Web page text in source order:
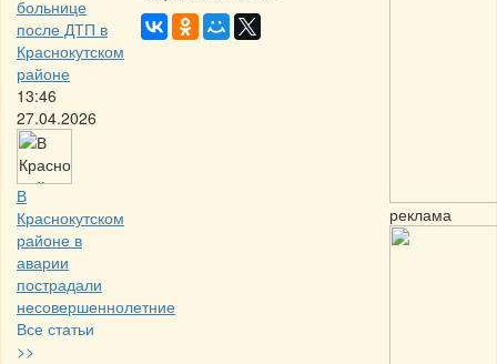
больнице
после ДТП в
Краснокутском
районе
13:46
27.04.2026
В
Краснокутском
районе в
аварии
пострадали
несовершеннолетние
Все статьи
>>
реклама